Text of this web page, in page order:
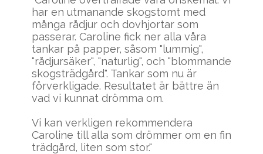
har en utmanande skogstomt med
många rådjur och dovhjortar som
passerar. Caroline fick ner alla våra
tankar på papper, såsom "lummig",
"rådjursäker", "naturlig", och "blommande
skogsträdgård". Tankar som nu är
förverkligade. Resultatet är bättre än
vad vi kunnat drömma om.
Vi kan verkligen rekommendera
Caroline till alla som drömmer om en fin
trädgård, liten som stor."